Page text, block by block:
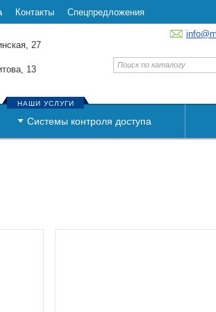
Контакты Спецпредложения
27
13
Системы контроля доступа
НАШИ УСЛУГИ